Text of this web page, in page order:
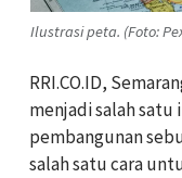
Ilustrasi peta. (Foto:
RRI.CO.ID,
menjadi salah
pembangunan
salah satu cara